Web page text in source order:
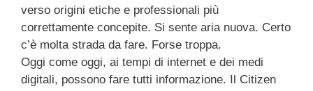
verso origini etiche e professionali più
correttamente concepite. Si sente aria nuova. Certo
c’è molta strada da fare. Forse troppa.
Oggi come oggi, ai tempi di internet e dei medi
digitali, possono fare tutti informazione. Il Citizen